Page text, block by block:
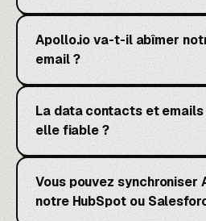
Apollo.io va-t-il abîmer
email ?
La data contacts et
elle fiable ?
Vous pouvez synchroniser
notre HubSpot ou